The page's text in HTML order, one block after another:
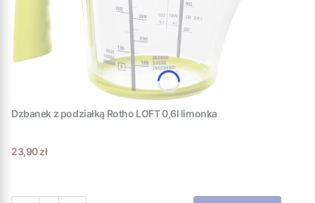
Dzbanek z podziałką Rotho LOFT 0,6l limonka
Cena
23,90 zł